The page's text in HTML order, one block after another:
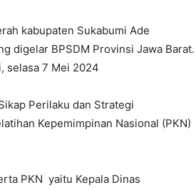
kabupaten Sukabumi Ade
digelar BPSDM Provinsi Jawa Barat.
selasa 7 Mei 2024
Perilaku dan Strategi
Kepemimpinan Nasional (PKN)
PKN yaitu Kepala Dinas